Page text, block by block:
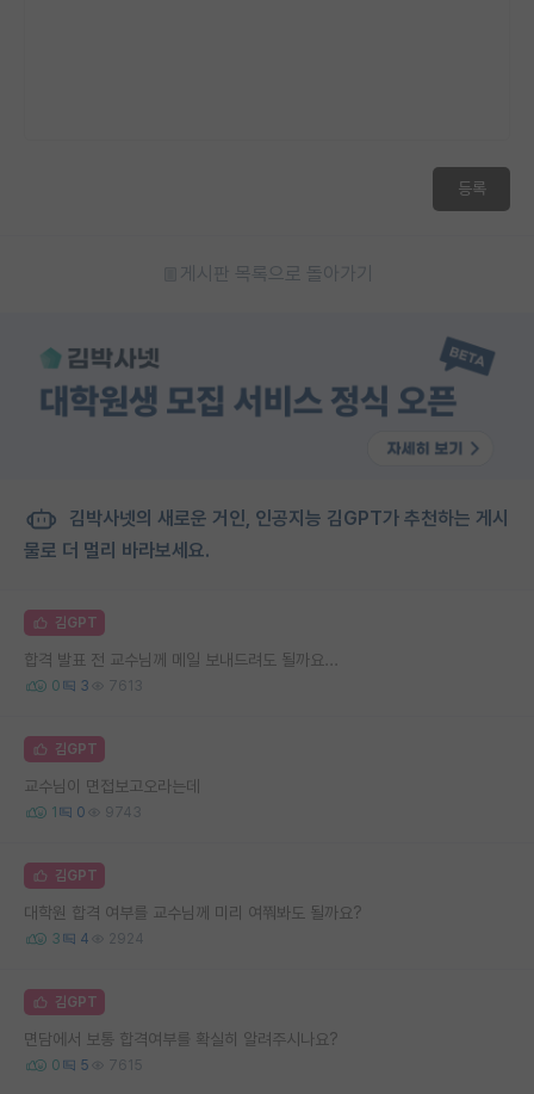
등록
게시판 목록으로 돌아가기
김박사넷의 새로운 거인, 인공지능 김GPT가 추천하는 게시
물로 더 멀리 바라보세요.
김GPT
합격 발표 전 교수님께 메일 보내드려도 될까요...
0 3 7613
김GPT
교수님이 면접보고오라는데
1 0 9743
김GPT
대학원 합격 여부를 교수님께 미리 여쭤봐도 될까요?
3 4 2924
김GPT
면담에서 보통 합격여부를 확실히 알려주시나요?
0 5 7615